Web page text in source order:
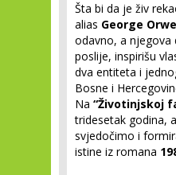
Šta bi da je živ
alias George
odavno, a njegova
poslije, inspirišu
dva entiteta i
Bosne i
Na “Životinjskoj
tridesetak godina,
svjedočimo i
istine iz romana